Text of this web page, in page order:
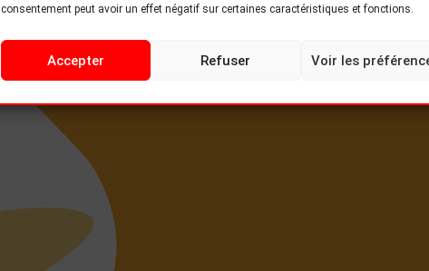
consentement peut avoir un effet négatif sur certaines caractéristiques et fonctions.
Accepter Refuser Voir les